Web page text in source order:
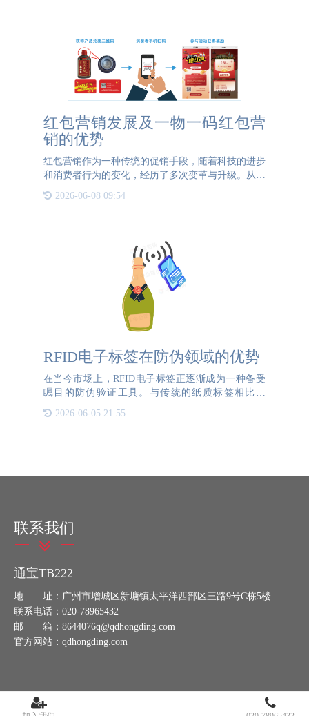
红包营销发展及一物一码红包营
销的优势
红包营销作为一种传统的促销手段，随着科技的进步
和消费者行为的变化，经历了多次变革与升级。从最
初的实体刮刮奖到如今的数字化红包，红包营销不仅
形式更加多样，而且互动性和即时性显著增强。红包
2026-06-08 09:54
RFID电子标签在防伪领域的优势
在当今市场上，RFID电子标签正逐渐成为一种备受
瞩目的防伪验证工具。与传统的纸质标签相比，
式，还具备多种独特的优势，特别适合那些追求高品
2026-06-05 21:55
联系我们
通宝TB222
地 址：广州市增城区新塘镇太平洋西部区三路9号C栋5楼
联系电话：020-78965432
邮 箱：8644076q@qdhongding.com
官方网站：qdhongding.com